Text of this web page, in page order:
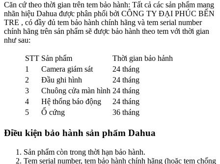
Căn cứ theo thời gian trên tem bảo hành: Tất cả các sản phẩm mang
nhãn hiệu Dahua được phân phối bởi CÔNG TY ĐẠI PHÚC BẾN
TRE , có đầy đủ tem bảo hành chính hãng và tem serial number
chính hãng trên sản phẩm sẽ được bảo hành theo tem với thời gian
như sau:
STT Sản phẩm
Thời gian bảo hảnh
1
Camera giám sát
24 tháng
2
Đầu ghi hình
24 tháng
3
Chuông cửa màn hình 24 tháng
4
Hệ thống báo động
24 tháng
5
Ổ cứng 36 tháng
Điều kiện bảo hành sản phẩm Dahua
Sản phẩm còn trong thời hạn bảo hành.
Tem serial number, tem bảo hành chính hãng (hoặc tem chống